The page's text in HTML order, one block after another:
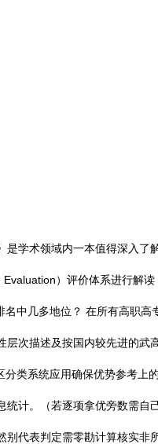
是学术领域内一本值得深入
）评价体系进行解
名中几多地位？ 在所有高职
层次描述及按国内较先进的武
分类系统应用确保优势参考
统计。（若逐项拿优旁数需
别代表判定需零勘计算核实